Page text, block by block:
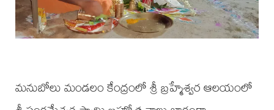
మనుబోలు మండలం కేంద్రంలో శ్రీ బ్రహ్మేశ్వర ఆలయంలో